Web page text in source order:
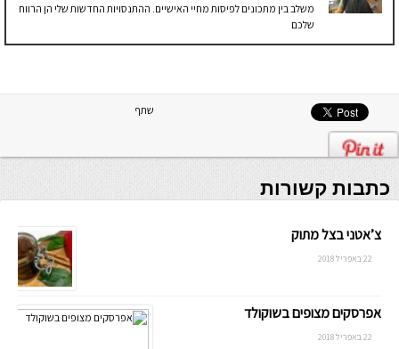
משלב בין מתכונים לפיסות מחיי האישיים. ההתנסויות החדשות שלי הן הרווח
שלכם
שתף
כתבות קשורות
צ’אטני בצל מתוק
22 באפריל 2018
אפרסקים מצופים בשוקולד
22 באפריל 2018